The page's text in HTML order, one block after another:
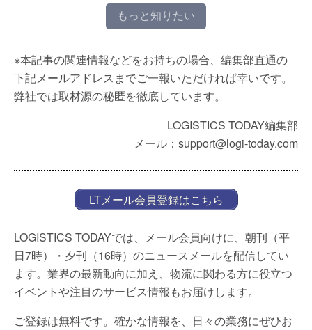
もっと知りたい
※本記事の関連情報などをお持ちの場合、編集部直通の
下記メールアドレスまでご一報いただければ幸いです。
弊社では取材源の秘匿を徹底しています。
LOGISTICS TODAY編集部
メール：support@logi-today.com
LTメール会員登録はこちら
LOGISTICS TODAYでは、メール会員向けに、朝刊（平
日7時）・夕刊（16時）のニュースメールを配信してい
ます。業界の最新動向に加え、物流に関わる方に役立つ
イベントや注目のサービス情報もお届けします。
ご登録は無料です。確かな情報を、日々の業務にぜひお